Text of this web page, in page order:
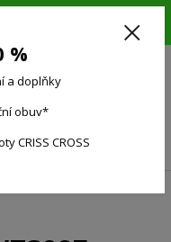
oblečení a doplňky !!!
%
a doplňky
obuv*
CRISS CROSS